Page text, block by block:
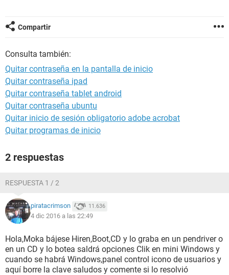
Compartir
Consulta también:
Quitar contraseña en la pantalla de inicio
Quitar contraseña ipad
Quitar contraseña tablet android
Quitar contraseña ubuntu
Quitar inicio de sesión obligatorio adobe acrobat
Quitar programas de inicio
2 respuestas
RESPUESTA 1 / 2
piratacrimson 11.636
4 dic 2016 a las 22:49
Hola,Moka bájese Hiren,Boot,CD y lo graba en un pendriver o
en un CD y lo botea saldrá opciones Clik en mini Windows y
cuando se habrá Windows,panel control icono de usuarios y
aquí borre la clave saludos y comente si lo resolvió